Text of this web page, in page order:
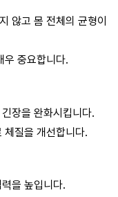
않고 몸 전체의 균형이
우 중요합니다.
장을 완화시킵니다.
체질을 개선합니다.
을 높입니다.